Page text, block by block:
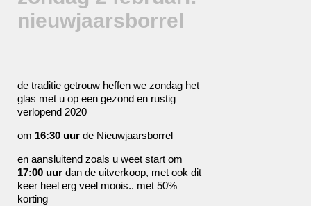
nieuwjaarsborrel
de traditie getrouw heffen we zondag het
glas met u op een gezond en rustig
verlopend 2020
om 16:30 uur de Nieuwjaarsborrel
en aansluitend zoals u weet start om
17:00 uur dan de uitverkoop, met ook dit
keer heel erg veel moois.. met 50%
korting